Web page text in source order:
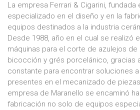
La empresa Ferrari & Cigarini, fundada
especializado en el diseño y en la
equipos destinados a la industria
Desde 1988, año en el cual se realizó
máquinas para el corte de azulejos
bicocción y grés porcelánico, gracias
constante para encontrar soluciones
presentes en el mecanizado de
empresa de Maranello se encaminó
fabricación no solo de equipos